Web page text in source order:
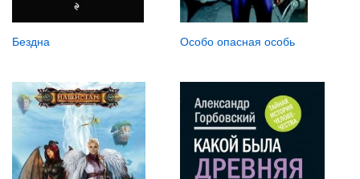
Бездна Особо опасная особь